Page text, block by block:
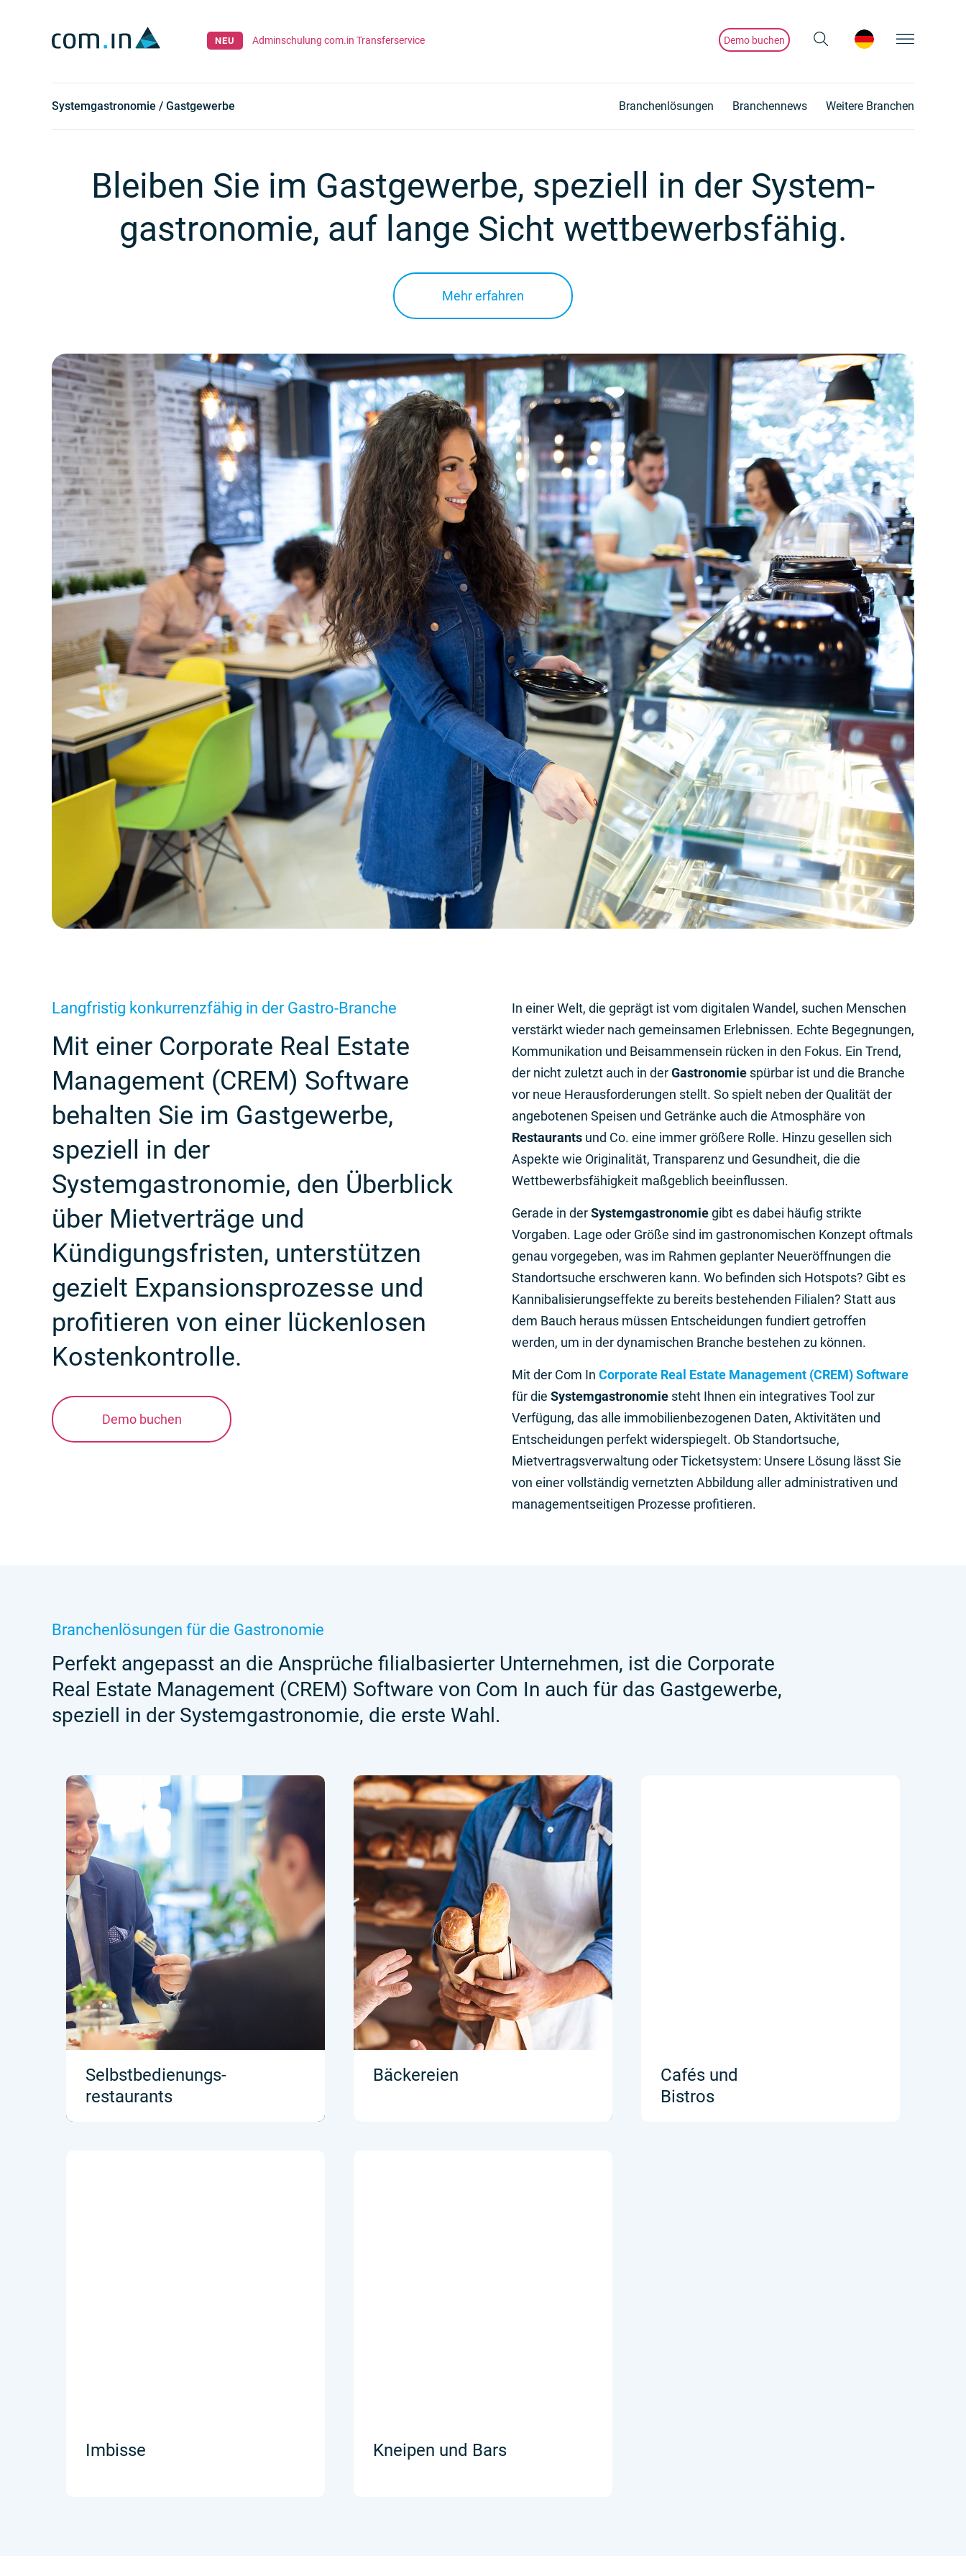
Adminschulung com.in Transferservice
DE Demo buchen
Suche
Systemgastronomie / Gastgewerbe Branchenlösungen Branchennews Weitere Branchen
Bleiben Sie im Gastgewerbe, speziell in der System­
gastronomie, auf lange Sicht wettbewerbsfähig.
Mehr erfahren
Langfristig konkurrenzfähig in der Gastro-Branche
Mit einer Corporate Real Estate
Management (CREM) Software
behalten Sie im Gastgewerbe,
speziell in der
Systemgastronomie, den Überblick
über Mietverträge und
Kündigungsfristen, unter­stützen
gezielt Expansions­prozesse und
profitieren von einer lückenlosen
Kostenkontrolle.
Demo buchen
In einer Welt, die geprägt ist vom digitalen Wandel, suchen Menschen
verstärkt wieder nach gemeinsamen Erlebnissen. Echte Begegnungen,
Kommunikation und Beisammensein rücken in den Fokus. Ein Trend,
der nicht zuletzt auch in derGastronomie spürbar ist und die Branche
vor neue Herausforderungen stellt. So spielt neben der Qualität der
angebotenen Speisen und Getränke auch die Atmosphäre von
Restaurants und Co. eine immer größere Rolle. Hinzu gesellen sich
Aspekte wie Originalität, Transparenz und Gesundheit, die die
Wettbewerbsfähigkeit maßgeblich beeinflussen.
Gerade in derSystemgastronomiegibt es dabei häufig strikte
Vorgaben. Lage oder Größe sind im gastronomischen Konzept oftmals
genau vorgegeben, was im Rahmen geplanter Neueröffnungen die
Standortsuche erschweren kann. Wo befinden sich Hotspots? Gibt es
Kannibalisierungseffekte zu bereits bestehenden Filialen? Statt aus
dem Bauch heraus müssen Entscheidungen fundiert getroffen
werden, um in der dynamischen Branche bestehen zu können.
Mit der Com In Corporate Real Estate Management (CREM) Software
für die Systemgastronomie steht Ihnen ein integratives Tool zur
Verfügung, das alle immobilienbezogenen Daten, Aktivitäten und
Entscheidungen perfekt widerspiegelt. Ob Standortsuche,
Mietvertragsverwaltung oder Ticketsystem: Unsere Lösung lässt Sie
von einer vollständig vernetzten Abbildung aller administrativen und
managementseitigen Prozesse profitieren.
Branchenlösungen für die Gastronomie
Perfekt angepasst an die Ansprüche filialbasierter Unternehmen, ist die Corporate
Real Estate Management (CREM) Software von Com In auch für das Gastgewerbe,
speziell in der Systemgastronomie, die erste Wahl.
Selbstbedienungs-
restaurants
Bäckereien
Cafés und
Bistros
Imbisse Kneipen und Bars